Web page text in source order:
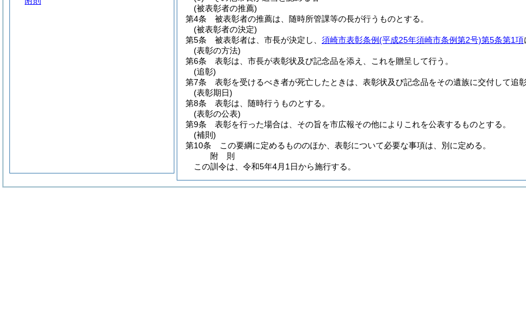
(被表彰者の推薦)
第4条
被表彰者の推薦は、随時所管課等の長が行うものとする。
(被表彰者の決定)
第5条
被表彰者は、市長が決定し、 須崎市表彰条例(平成25年須崎市条例第2号)第5条第1項
(表彰の方法)
第6条
表彰は、市長が表彰状及び記念品を添え、これを贈呈して行う。
(追彰)
第7条
表彰を受けるべき者が死亡したときは、表彰状及び記念品をその遺族に交付して追
(表彰期日)
第8条
表彰は、随時行うものとする。
(表彰の公表)
第9条
表彰を行った場合は、その旨を市広報その他によりこれを公表するものとする。
(補則)
第10条
この要綱に定めるもののほか、表彰について必要な事項は、別に定める。
附 則
この訓令は、令和5年4月1日から施行する。